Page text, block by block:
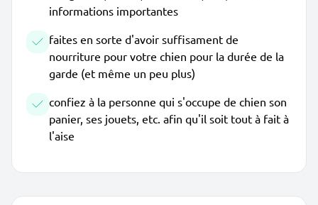
informations importantes
faites en sorte d'avoir suffisament de
nourriture pour votre chien pour la durée de la
garde (et même un peu plus)
confiez à la personne qui s'occupe de chien son
panier, ses jouets, etc. afin qu'il soit tout à fait à
l'aise